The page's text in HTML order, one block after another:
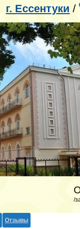
г. Ессентуки /
/
Отзывы